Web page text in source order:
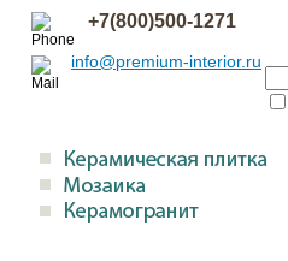
+7(800)500-1271
info@premium-interior.ru